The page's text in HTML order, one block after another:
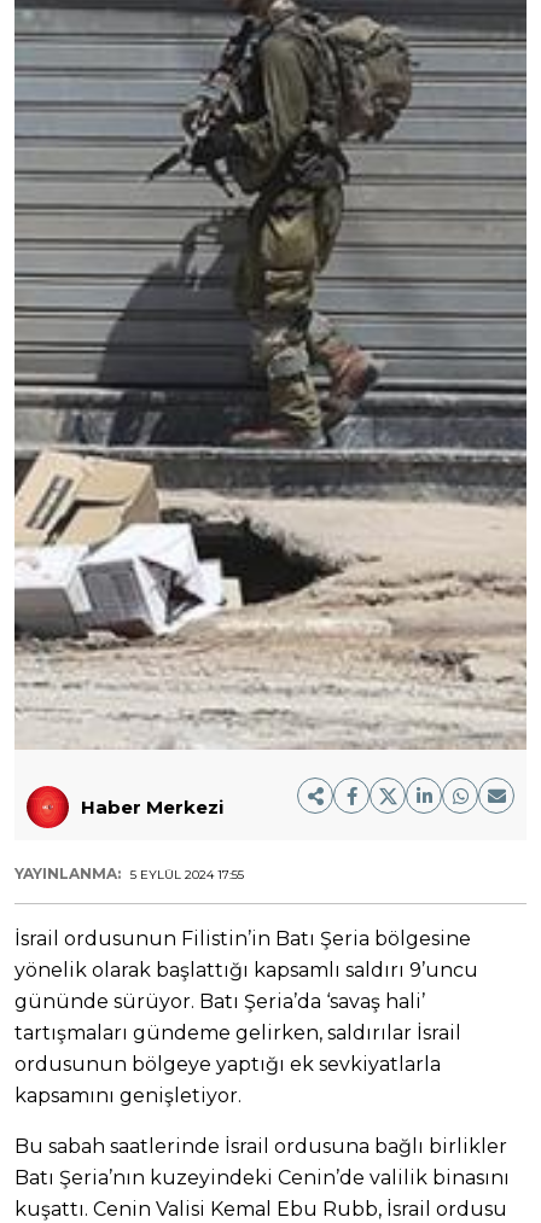
Haber Merkezi
YAYINLANMA: 5 EYLÜL 2024 17:55
İsrail ordusunun Filistin’in Batı Şeria bölgesine
yönelik olarak başlattığı kapsamlı saldırı 9’uncu
gününde sürüyor. Batı Şeria’da ‘savaş hali’
tartışmaları gündeme gelirken, saldırılar İsrail
ordusunun bölgeye yaptığı ek sevkiyatlarla
kapsamını genişletiyor.
Bu sabah saatlerinde İsrail ordusuna bağlı birlikler
Batı Şeria’nın kuzeyindeki Cenin’de valilik binasını
kuşattı. Cenin Valisi Kemal Ebu Rubb, İsrail ordusu